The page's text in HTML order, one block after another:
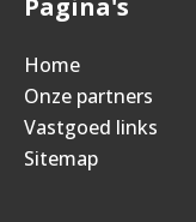
Pagina's
Home
Onze partners
Vastgoed links
Sitemap